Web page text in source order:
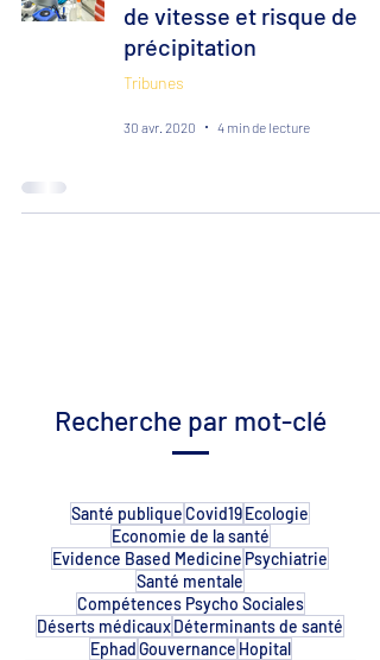
de vitesse et risque de
précipitation
Tribunes
30 avr. 2020 4 min de lecture
Recherche par mot-clé
Santé publiqueCovid19Ecologie
Economie de la santé
Evidence Based Medicine Psychiatrie
Santé mentale
Compétences Psycho Sociales
Déserts médicauxDéterminants de santé
EphadGouvernance Hopital